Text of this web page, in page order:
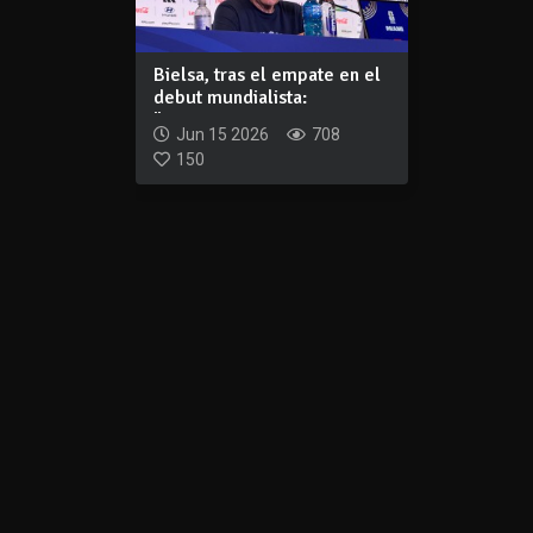
Bielsa, tras el empate en el
debut mundialista:
"Nosotros te...
Jun 15 2026
708
150